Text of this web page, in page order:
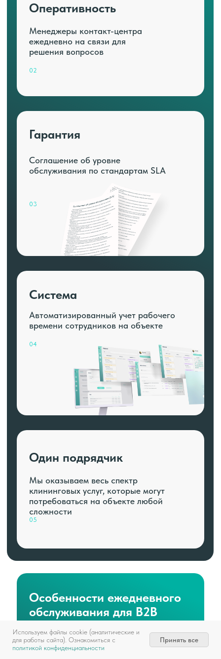
04
05
Один подрядчик
Мы оказываем весь спектр
клининговых услуг, которые могут
потребоваться на объекте любой
сложности
Система
Автоматизированный учет рабочего
времени сотрудников на объекте
03
02
Оперативность
Менеджеры контакт-центра
ежедневно на связи для
решения вопросов
Гарантия
Соглашение об уровне
обслуживания по стандартам SLA
Если вам надоело искать,
контролировать и содержать персонал –
Особенности ежедневного
обслуживания для B2B
Используем файлы cookie (аналитические и
для работы сайта). Ознакомиться с
политикой конфиденциальности
Принять все